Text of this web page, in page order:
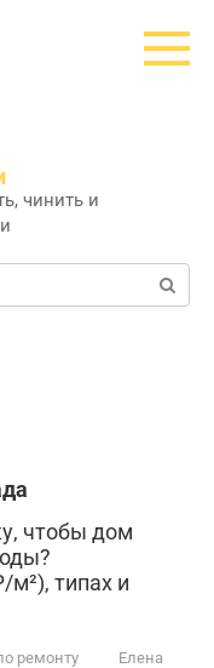
чинить и
чтобы дом
м²), типах и
ремонту
Елена